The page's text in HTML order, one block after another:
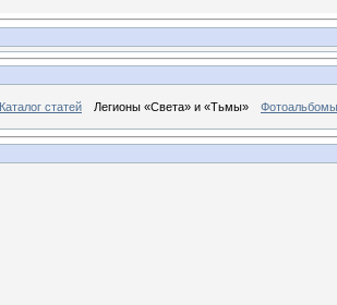
Каталог статей Легионы «Света» и «Тьмы» Фотоальбомы